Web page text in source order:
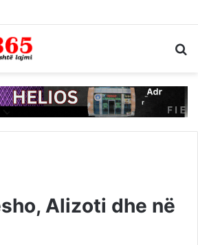
Alizoti dhe në